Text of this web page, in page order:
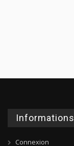
Informations
Connexion